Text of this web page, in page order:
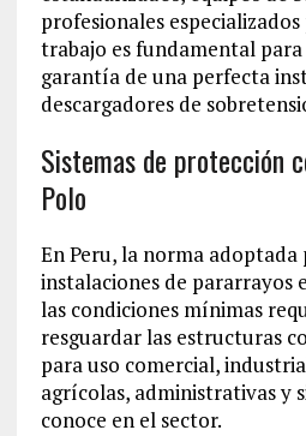
profesionales
trabajo es fundamental
garantía de una perfecta
descargadores de
Sistemas de protección
Polo
En Peru, la norma adoptada
instalaciones de pararrayos
las condiciones mínimas
resguardar las estructuras
para uso comercial,
agrícolas, administrativas y
conoce en el sector.